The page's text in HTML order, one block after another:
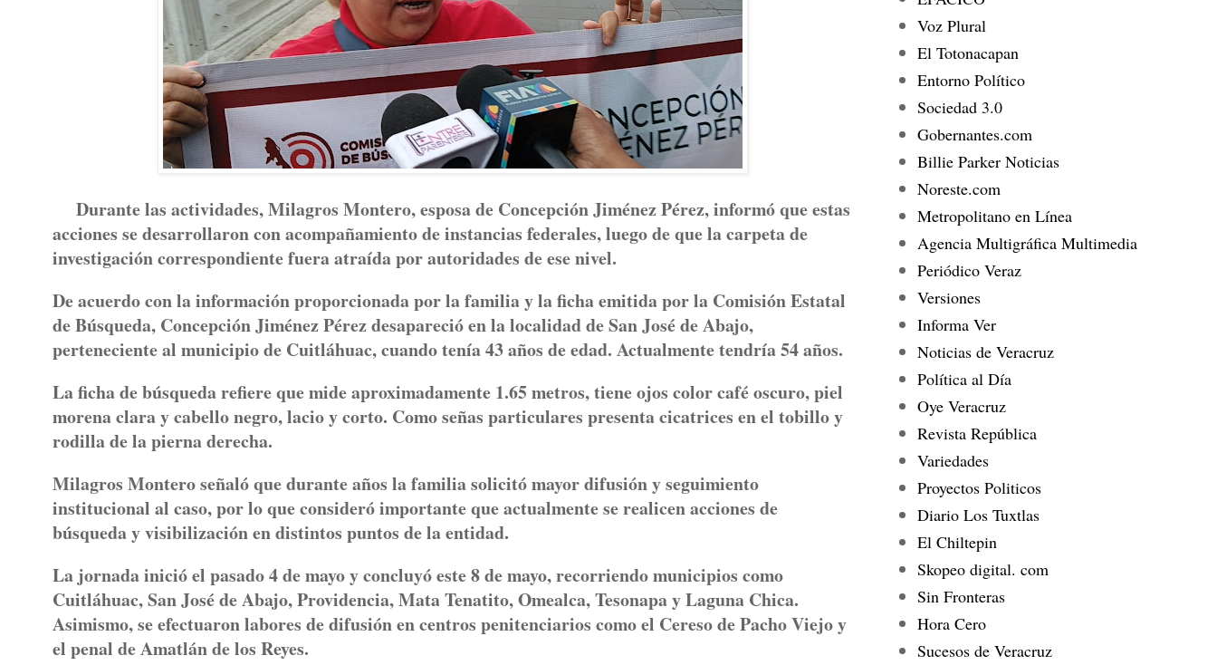
Durante las actividades, Milagros Montero, esposa de Concepción Jiménez Pérez, informó que estas
acciones se desarrollaron con acompañamiento de instancias federales, luego de que la carpeta de
investigación correspondiente fuera atraída por autoridades de ese nivel.
De acuerdo con la información proporcionada por la familia y la ficha emitida por la Comisión Estatal
de Búsqueda, Concepción Jiménez Pérez desapareció en la localidad de San José de Abajo,
perteneciente al municipio de Cuitláhuac, cuando tenía 43 años de edad. Actualmente tendría 54 años.
La ficha de búsqueda refiere que mide aproximadamente 1.65 metros, tiene ojos color café oscuro, piel
morena clara y cabello negro, lacio y corto. Como señas particulares presenta cicatrices en el tobillo y
rodilla de la pierna derecha.
Milagros Montero señaló que durante años la familia solicitó mayor difusión y seguimiento
institucional al caso, por lo que consideró importante que actualmente se realicen acciones de
búsqueda y visibilización en distintos puntos de la entidad.
La jornada inició el pasado 4 de mayo y concluyó este 8 de mayo, recorriendo municipios como
Cuitláhuac, San José de Abajo, Providencia, Mata Tenatito, Omealca, Tesonapa y Laguna Chica.
Asimismo, se efectuaron labores de difusión en centros penitenciarios como el Cereso de Pacho Viejo y
el penal de Amatlán de los Reyes.
Voz Plural
El Totonacapan
Entorno Político
Sociedad 3.0
Gobernantes.com
Billie Parker Noticias
Noreste.com
Metropolitano en Línea
Agencia Multigráfica Multimedia
Periódico Veraz
Versiones
Informa Ver
Noticias de Veracruz
Política al Día
Oye Veracruz
Revista República
Variedades
Proyectos Politicos
Diario Los Tuxtlas
El Chiltepin
Skopeo digital. com
Sin Fronteras
Hora Cero
Sucesos de Veracruz